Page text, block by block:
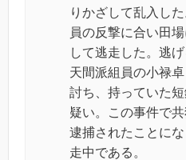
りかざして乱入し
員の反撃に合い田
して逃走した。逃
天間派組員の小禄
討ち、持っていた
疑い。この事件で
逮捕されたことに
走中である。